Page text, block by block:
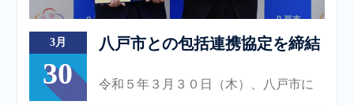
3月
30
八戸市との包括連携協定を締結
令和５年３月３０日（木）、八戸市に